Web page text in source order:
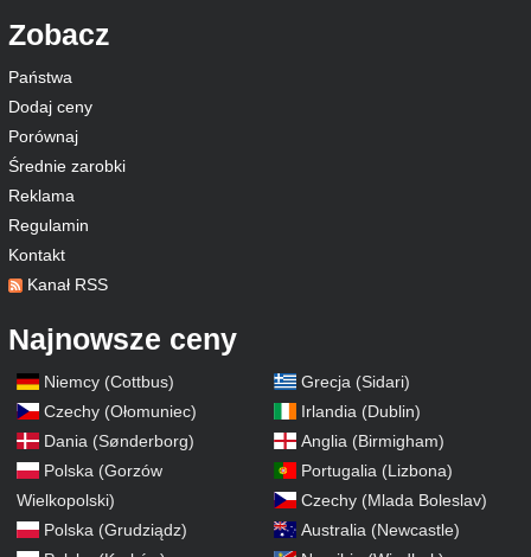
Zobacz
Państwa
Dodaj ceny
Porównaj
Średnie zarobki
Reklama
Regulamin
Kontakt
Kanał RSS
Najnowsze ceny
Niemcy (Cottbus)
Czechy (Ołomuniec)
Dania (Sønderborg)
Polska (Gorzów
Wielkopolski)
Polska (Grudziądz)
Grecja (Sidari)
Irlandia (Dublin)
Anglia (Birmigham)
Portugalia (Lizbona)
Czechy (Mlada Boleslav)
Australia (Newcastle)